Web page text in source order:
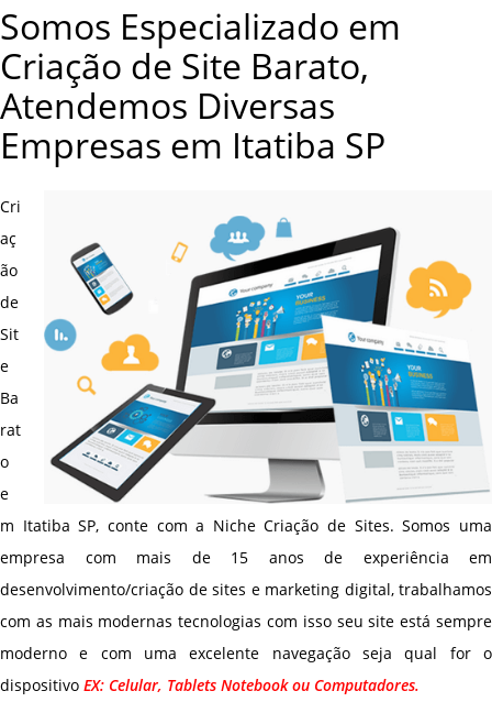
Somos Especializado em
Criação de Site Barato,
Atendemos Diversas
Empresas em Itatiba SP
Cri
aç
ão
de
Sit
e
Ba
rat
o
e
m Itatiba SP, conte com a Niche Criação de Sites. Somos uma
empresa com mais de 15 anos de experiência em
desenvolvimento/criação de sites e marketing digital, trabalhamos
com as mais modernas tecnologias com isso seu site está sempre
moderno e com uma excelente navegação seja qual for o
dispositivo EX: Celular, Tablets Notebook ou Computadores.